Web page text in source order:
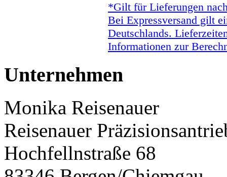
*Gilt für Lieferungen
Bei Expressversand gilt
Deutschlands.
Informationen zur
Unternehmen
Monika Reisenauer
Reisenauer
Hochfellnstraße 68